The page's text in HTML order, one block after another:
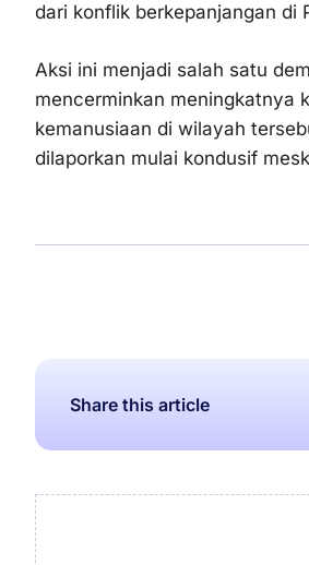
dari konflik berkepanjangan di
Aksi ini menjadi salah satu
mencerminkan meningkatnya
kemanusiaan di wilayah
dilaporkan mulai kondusif
Share this article